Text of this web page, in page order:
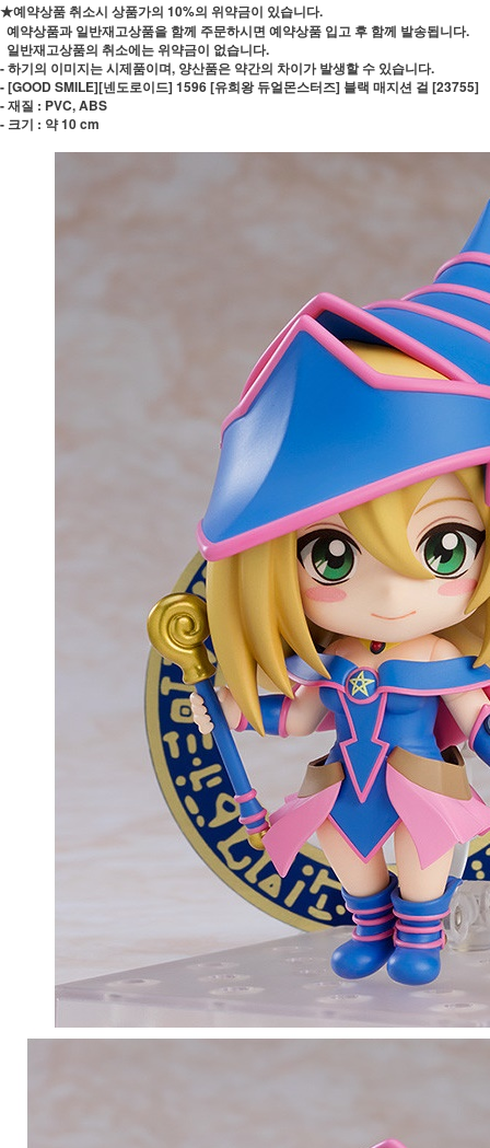
★예약상품 취소시 상품가의 10%의 위약금이 있습니다.
예약상품과 일반재고상품을 함께 주문하시면 예약상품 입고 후 함께 발송됩니다.
일반재고상품의 취소에는 위약금이 없습니다.
- 하기의 이미지는 시제품이며, 양산품은 약간의 차이가 발생할 수 있습니다.
- [GOOD SMILE][넨도로이드] 1596 [유희왕 듀얼몬스터즈] 블랙 매지션 걸 [23755]
- 재질 : PVC, ABS
- 크기 : 약 10 cm